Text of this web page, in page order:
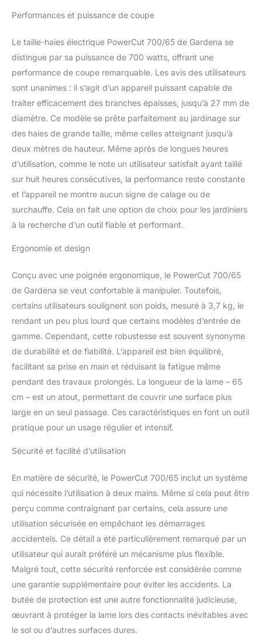
butée de protection
la poignée
garantissent plus de
sécurité et de stabilité
lors du travail Durable et
innovante : la butée de
protection protège les
lames lors de la coupe
près du sol ProZone :
meulage professionnel et
dents spéciales pour une
coupe sans effort, même
pour les grosses
branches La livraison
électrique ComfortCut
700/65 de Gardena
Performances et puissance de coupe
Le taille-haies électrique PowerCut 700/65 de Gardena se
distingue par sa puissance de 700 watts, offrant une
performance de coupe remarquable. Les avis des utilisateurs
sont unanimes : il s’agit d’un appareil puissant capable de
traiter efficacement des branches épaisses, jusqu’à 27 mm de
diamètre. Ce modèle se prête parfaitement au jardinage sur
des haies de grande taille, même celles atteignant jusqu’à
deux mètres de hauteur. Même après de longues heures
d’utilisation, comme le note un utilisateur satisfait ayant taillé
sur huit heures consécutives, la performance reste constante
et l’appareil ne montre aucun signe de calage ou de
surchauffe. Cela en fait une option de choix pour les jardiniers
à la recherche d’un outil fiable et performant.
Ergonomie et design
Conçu avec une poignée ergonomique, le PowerCut 700/65
de Gardena se veut confortable à manipuler. Toutefois,
certains utilisateurs soulignent son poids, mesuré à 3,7 kg, le
rendant un peu plus lourd que certains modèles d’entrée de
gamme. Cependant, cette robustesse est souvent synonyme
de durabilité et de fiabilité. L’appareil est bien équilibré,
facilitant sa prise en main et réduisant la fatigue même
pendant des travaux prolongés. La longueur de la lame – 65
cm – est un atout, permettant de couvrir une surface plus
large en un seul passage. Ces caractéristiques en font un outil
pratique pour un usage régulier et intensif.
Sécurité et facilité d’utilisation
En matière de sécurité, le PowerCut 700/65 inclut un système
qui nécessite l’utilisation à deux mains. Même si cela peut être
perçu comme contraignant par certains, cela assure une
utilisation sécurisée en empêchant les démarrages
accidentels. Ce détail a été particulièrement remarqué par un
utilisateur qui aurait préféré un mécanisme plus flexible.
Malgré tout, cette sécurité renforcée est considérée comme
une garantie supplémentaire pour éviter les accidents. La
butée de protection est une autre fonctionnalité judicieuse,
œuvrant à protéger la lame lors des contacts inévitables avec
le sol ou d’autres surfaces dures.